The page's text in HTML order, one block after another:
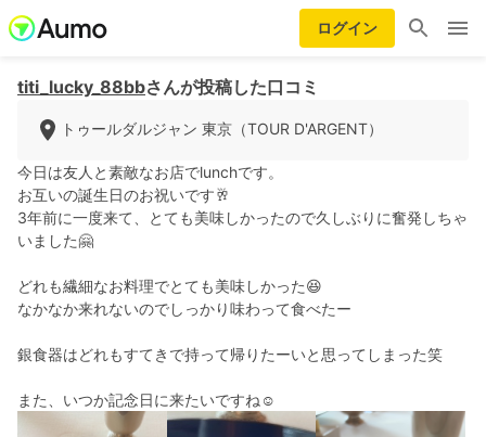
ログイン
titi_lucky_88bbさんが投稿した口コミ
トゥールダルジャン 東京（TOUR D'ARGENT）
今日は友人と素敵なお店でlunchです。
お互いの誕生日のお祝いです🥂
3年前に一度来て、とても美味しかったので久しぶりに奮発しちゃ
いました🤗
どれも繊細なお料理でとても美味しかった😆
なかなか来れないのでしっかり味わって食べたー
銀食器はどれもすてきで持って帰りたーいと思ってしまった笑
また、いつか記念日に来たいですね☺️